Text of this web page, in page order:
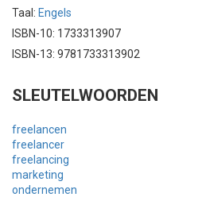
Taal: Engels
ISBN-10: 1733313907
ISBN-13: 9781733313902
SLEUTELWOORDEN
freelancen
freelancer
freelancing
marketing
ondernemen